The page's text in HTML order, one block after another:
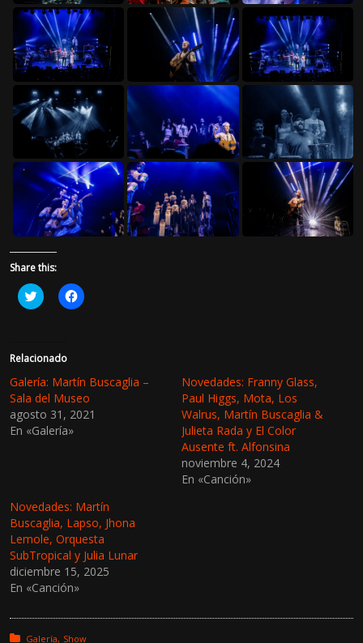
Share this:
H
a
c
a
r
a
c
o
m
e
n
T
w
i
t
t
e
r
e
H
a
a
r
a
c
o
e
n
F
a
c
e
b
o
o
S
Relacionado
Galería: Martín Buscaglia –
Sala del Museo
agosto 31, 2021
En «Galería»
Novedades: Franny Glass,
Paul Higgs, Mota, Los
Walrus, Martín Buscaglia &
Julieta Rada y El Color
Ausente ft. Alfonsina
noviembre 4, 2024
En «Canción»
Novedades: Martín
Buscaglia, Lapso, Jhona
Lemole, Orquesta
SubTropical y Julia Lunar
diciembre 15, 2025
En «Canción»
Posted in:
Galería Show